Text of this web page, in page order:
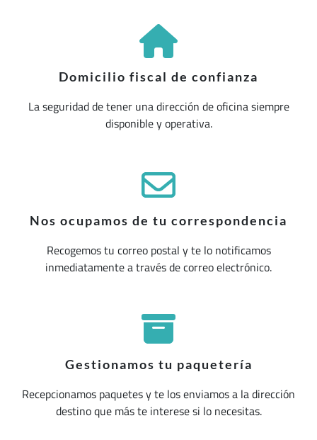
Domicilio fiscal de confianza
La seguridad de tener una dirección de oficina siempre
disponible y operativa.
Nos ocupamos de tu correspondencia
Recogemos tu correo postal y te lo notificamos
inmediatamente a través de correo electrónico.
Gestionamos tu paquetería
Recepcionamos paquetes y te los enviamos a la dirección
destino que más te interese si lo necesitas.